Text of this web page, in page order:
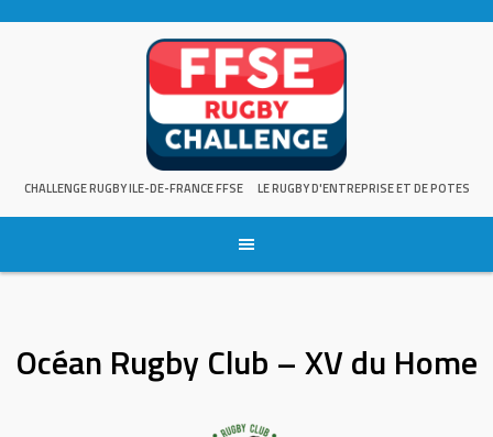
CHALLENGE RUGBY ILE-DE-FRANCE FFSE LE RUGBY D'ENTREPRISE ET DE POTES
Océan Rugby Club – XV du Home